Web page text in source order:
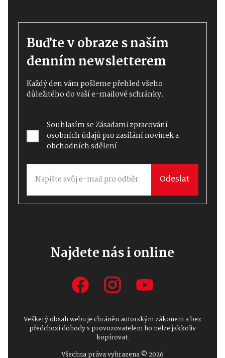
Buďte v obraze s naším
denním newsletterem
Každý den vám pošleme přehled všeho
důležitého do vaší e-mailové schránky.
Souhlasím seZásadami zpracování
osobních údajůpro zasílání novinek a
obchodních sdělení
Odeslat
Najdete nás i online
Veškerý obsah webu je chráněn autorským zákonem a bez
předchozí dohody s provozovatelem ho nelze jakkoliv
kopírovat.
Všechna práva vyhrazena © 2026